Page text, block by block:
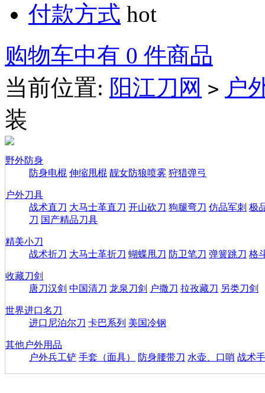
付款方式 hot
购物车中有 0 件商品
当前位置: 阳江刀网 > 户
装
野外防身
防身电棍 伸缩甩棍 靓女防狼喷雾 狩猎弹弓
户外刀具
战术直刀 大马士革直刀 开山砍刀 狗腿弯刀 仿品军刺 极
刀 国产精品刀具
精美小刀
战术折刀 大马士革折刀 蝴蝶甩刀 防卫笔刀 弹簧跳刀 格
收藏刀剑
唐刀汉剑 中国清刀 龙泉刀剑 户撒刀 拉孜藏刀 另类刀剑
世界进口名刀
进口尼泊尔刀 卡巴系列 美国冷钢
其他户外用品
户外兵工铲 手套（面具） 防身腰带刀 水壶、口哨 战术